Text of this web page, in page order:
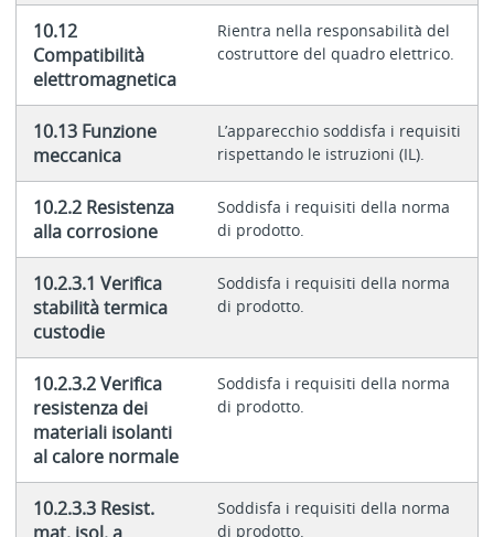
10.12
Compatibilità
elettromagnetica
Rientra nella responsabilità del
costruttore del quadro elettrico.
10.13 Funzione
meccanica
L’apparecchio soddisfa i requisiti
rispettando le istruzioni (IL).
10.2.2 Resistenza
alla corrosione
Soddisfa i requisiti della norma
di prodotto.
10.2.3.1 Verifica
stabilità termica
custodie
Soddisfa i requisiti della norma
di prodotto.
10.2.3.2 Verifica
resistenza dei
materiali isolanti
al calore normale
Soddisfa i requisiti della norma
di prodotto.
10.2.3.3 Resist.
Soddisfa i requisiti della norma
di prodotto.